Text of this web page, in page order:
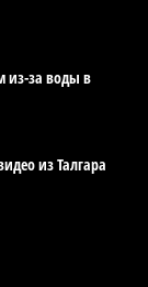
в
после
из-за воды в
из Талгара